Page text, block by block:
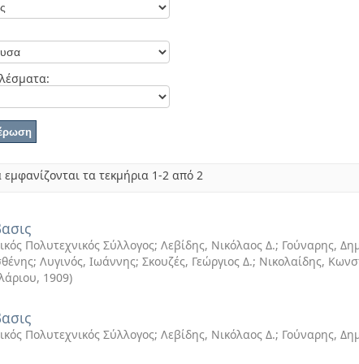
τα τεκμήρια 1-2 από 2
Πολυτεχνικός Σύλλογος; Λεβίδης, Νικόλαος Δ.; Γούναρης,
Λυγινός, Ιωάννης; Σκουζές, Γεώργιος Δ.; Νικολαίδης,
, 1909)
Πολυτεχνικός Σύλλογος; Λεβίδης, Νικόλαος Δ.; Γούναρης,